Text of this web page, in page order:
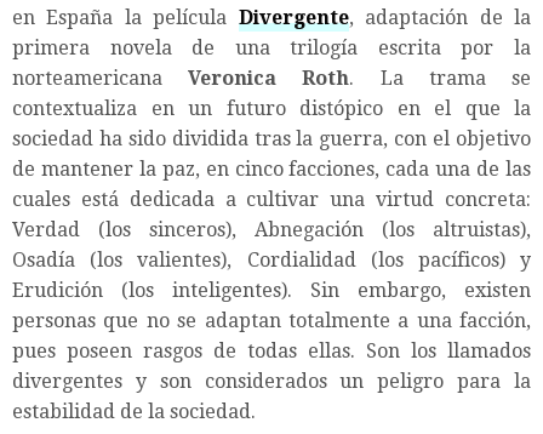
en España la película Divergente, adaptación de la
primera novela de una trilogía escrita por la
norteamericanaVeronica Roth. La trama se
contextualiza en un futuro distópico en el que la
sociedad ha sido dividida tras la guerra, con el objetivo
de mantener la paz, en cinco facciones, cada una de las
cuales está dedicada a cultivar una virtud concreta:
Verdad (los sinceros), Abnegación (los altruistas),
Osadía (los valientes), Cordialidad (los pacíficos) y
Erudición (los inteligentes). Sin embargo, existen
personas que no se adaptan totalmente a una facción,
pues poseen rasgos de todas ellas. Son los llamados
divergentes y son considerados un peligro para la
estabilidad de la sociedad.